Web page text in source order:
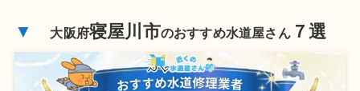
▼ 大阪府寝屋川市のおすすめ水道屋さん７選